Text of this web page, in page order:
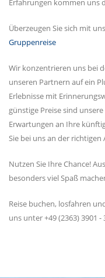
Erfahrungen kommen uns
Überzeugen Sie sich mit
Gruppenreise
Wir konzentrieren uns bei
unseren Partnern auf ein
Erlebnisse mit
günstige Preise sind
Erwartungen an Ihre
Sie bei uns an der richtigen
Nutzen Sie Ihre Chance!
besonders viel Spaß
Reise buchen, losfahren
uns unter +49 (2363) 3901 -